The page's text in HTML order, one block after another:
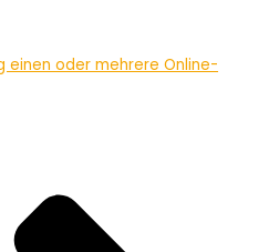
oder mehrere Online-